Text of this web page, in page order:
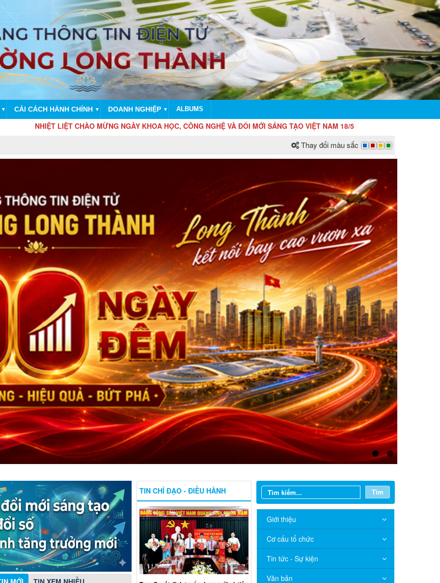
▼ CẢI CÁCH HÀNH CHÍNH ▼ DOANH NGHIỆP ▼ ALBUMS
LIỆT CHÀO MỪNG NGÀY KHOA HỌC, CÔNG NGHỆ VÀ ĐỔI MỚI SÁNG TẠO VIỆT NAM 18/5
Thay đổi màu sắc
Tìm
Giới thiệu
Cơ cấu tổ chức
Tin tức - Sự kiện
Văn bản
TIN CHỈ ĐẠO - ĐIỀU HÀNH